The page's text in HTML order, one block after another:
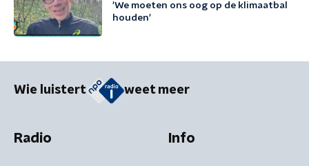
'We moeten ons oog op de klimaatbal
houden'
Wie luistert weet meer
Radio Info